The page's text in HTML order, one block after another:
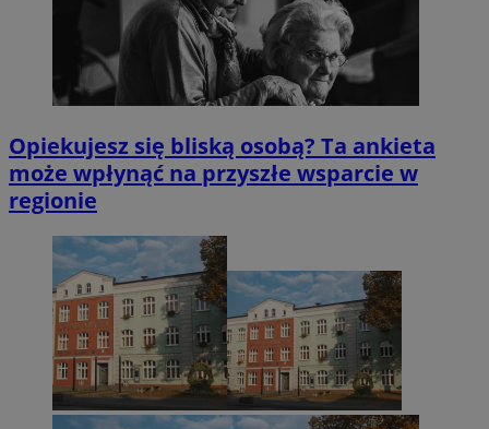
Opiekujesz się bliską osobą? Ta ankieta
może wpłynąć na przyszłe wsparcie w
regionie